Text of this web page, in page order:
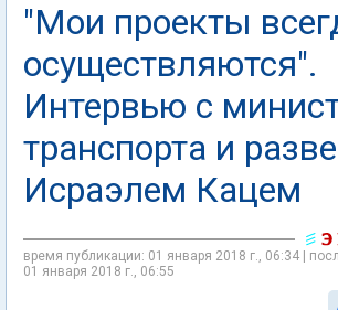
"Мои проекты
осуществляются".
Интервью с
транспорта и
Исраэлем Кацем
время публикации: 01 января 2018 г., 06:34 |
01 января 2018 г., 06:55